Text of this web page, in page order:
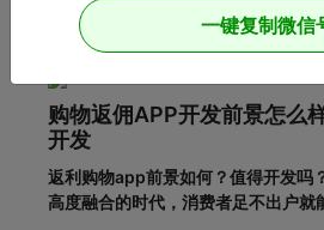
互联网的发展，人们对APP应用的需
业带来了更多的商机，于是很多企业
用就能达到目的。前提一定是保证
验。这样，在
购物返佣APP开发前景怎么
开发
返利购物app前景如何？值得开发吗
高度融合的时代，消费者足不出户就
一键复制微信